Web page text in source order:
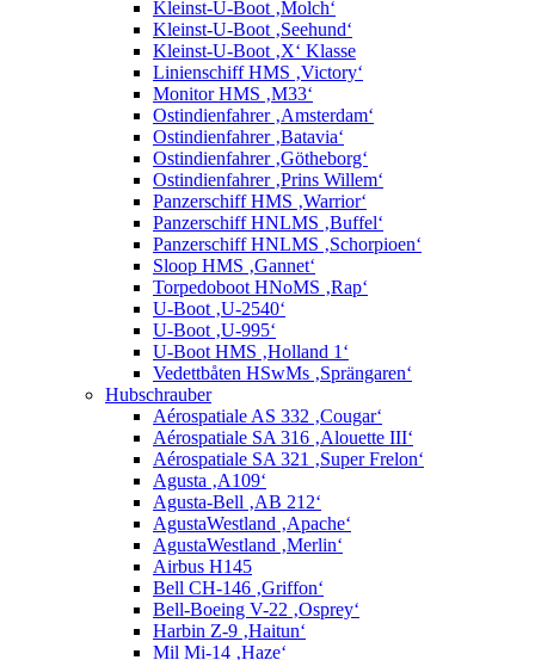
Kleinst-U-Boot ‚Molch‘
Kleinst-U-Boot ‚Seehund‘
Kleinst-U-Boot ‚X‘ Klasse
Linienschiff HMS ‚Victory‘
Monitor HMS ‚M33‘
Ostindienfahrer ‚Amsterdam‘
Ostindienfahrer ‚Batavia‘
Ostindienfahrer ‚Götheborg‘
Ostindienfahrer ‚Prins Willem‘
Panzerschiff HMS ‚Warrior‘
Panzerschiff HNLMS ‚Buffel‘
Panzerschiff HNLMS ‚Schorpioen‘
Sloop HMS ‚Gannet‘
Torpedoboot HNoMS ‚Rap‘
U-Boot ‚U-2540‘
U-Boot ‚U-995‘
U-Boot HMS ‚Holland 1‘
Vedettbåten HSwMs ‚Sprängaren‘
Hubschrauber
Aérospatiale AS 332 ‚Cougar‘
Aérospatiale SA 316 ‚Alouette III‘
Aérospatiale SA 321 ‚Super Frelon‘
Agusta ‚A109‘
Agusta-Bell ‚AB 212‘
AgustaWestland ‚Apache‘
AgustaWestland ‚Merlin‘
Airbus H145
Bell CH-146 ‚Griffon‘
Bell-Boeing V-22 ‚Osprey‘
Harbin Z-9 ‚Haitun‘
Mil Mi-14 ‚Haze‘